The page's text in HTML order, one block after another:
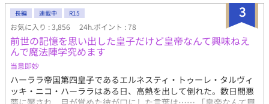
3
長編 連載中 R15
お気に入り : 3,856 24h.ポイント : 78
前世の記憶を思い出した皇子だけど皇帝なんて興味ねえ
んで魔法陣学究めます
当意即妙
ハーララ帝国第四皇子であるエルネスティ・トゥーレ・タルヴィ
ッキ・ニコ・ハーララはある日、高熱を出して倒れた。数日間悪